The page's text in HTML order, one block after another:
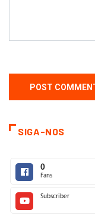
SIGA-NOS
0
Fans
Subscriber